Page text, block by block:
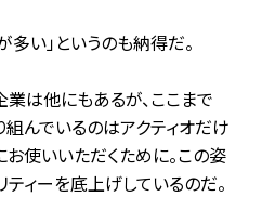
多い」というのも納得だ。
は他にもあるが、ここまで
んでいるのはアクティオだけ
使いいただくために。この姿
ティーを底上げしているのだ。